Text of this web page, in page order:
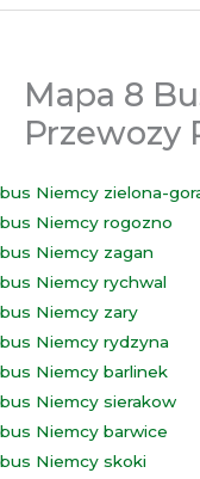
Mapa 8
Przewozy
bus Niemcy zielona-
bus Niemcy rogozno
bus Niemcy zagan
bus Niemcy rychwal
bus Niemcy zary
bus Niemcy rydzyna
bus Niemcy barlinek
bus Niemcy sierakow
bus Niemcy barwice
bus Niemcy skoki